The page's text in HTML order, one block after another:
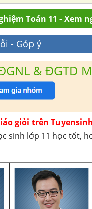
Toán 11 - Xem
- Góp ý
& ĐGTD
giỏi trên
sinh lớp 11 học tốt,